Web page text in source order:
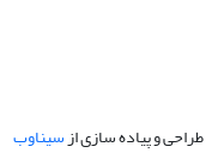
طراحی و پیاده سازی ازسیناوب